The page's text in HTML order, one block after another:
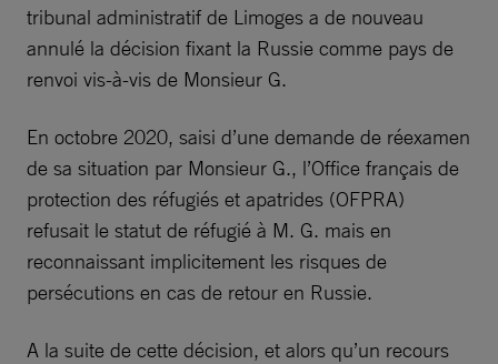
tribunal administratif de Limoges a de nouveau
annulé la décision fixant la Russie comme pays de
renvoi vis-à-vis de Monsieur G.
En octobre 2020, saisi d’une demande de réexamen
de sa situation par Monsieur G., l’Office français de
protection des réfugiés et apatrides (OFPRA)
refusait le statut de réfugié à M. G. mais en
reconnaissant implicitement les risques de
persécutions en cas de retour en Russie.
A la suite de cette décision, et alors qu’un recours